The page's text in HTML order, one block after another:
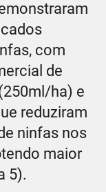
com
de
ha) e
reduziram
ninfas nos
maior
5).